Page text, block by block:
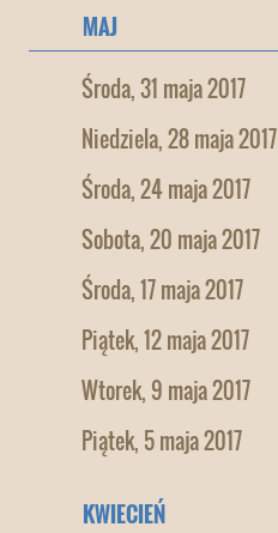
MAJ
Środa, 31 maja 2017
Niedziela, 28 maja 2017
Środa, 24 maja 2017
Sobota, 20 maja 2017
Środa, 17 maja 2017
Piątek, 12 maja 2017
Wtorek, 9 maja 2017
Piątek, 5 maja 2017
KWIECIEŃ